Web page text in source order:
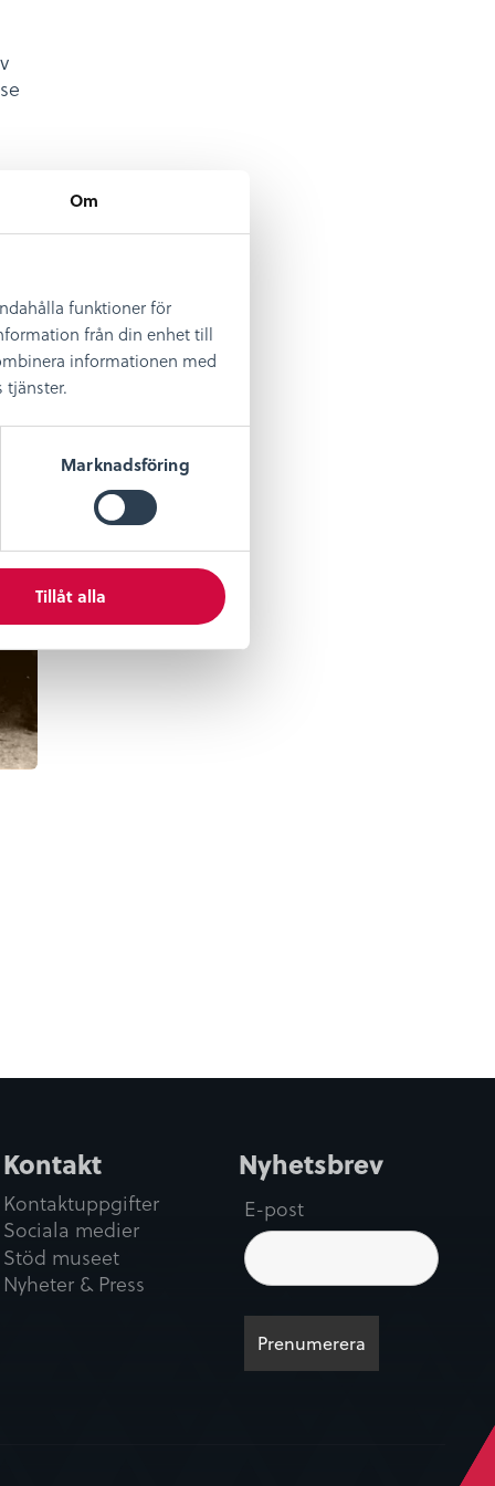
Om
funktioner för
från din enhet till
informationen med
tjänster.
Marknadsföring
Tillåt alla
Kontakt
Kontaktuppgifter
Sociala medier
Stöd museet
Nyheter & Press
Nyhetsbrev
E-post